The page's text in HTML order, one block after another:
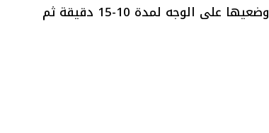
• الطريقة: اخلطي المكونات جيدًا وضعيها على الوجه لمدة 10-15 دقيقة ثم